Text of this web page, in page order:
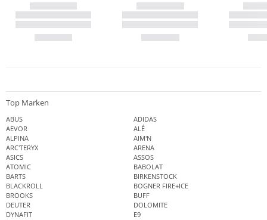
Top Marken
ABUS
ADIDAS
AEVOR
ALÉ
ALPINA
AIM'N
ARC'TERYX
ARENA
ASICS
ASSOS
ATOMIC
BABOLAT
BARTS
BIRKENSTOCK
BLACKROLL
BOGNER FIRE+ICE
BROOKS
BUFF
DEUTER
DOLOMITE
DYNAFIT
E9